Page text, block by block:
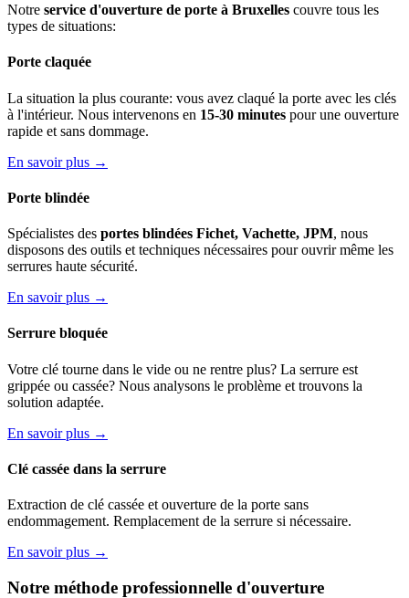
Notre service d'ouverture de porte à Bruxelles couvre tous les
types de situations:
Porte claquée
La situation la plus courante: vous avez claqué la porte avec les clés
à l'intérieur. Nous intervenons en 15-30 minutes pour une ouverture
rapide et sans dommage.
En savoir plus →
Porte blindée
Spécialistes des portes blindées Fichet, Vachette, JPM, nous
disposons des outils et techniques nécessaires pour ouvrir même les
serrures haute sécurité.
En savoir plus →
Serrure bloquée
Votre clé tourne dans le vide ou ne rentre plus? La serrure est
grippée ou cassée? Nous analysons le problème et trouvons la
solution adaptée.
En savoir plus →
Clé cassée dans la serrure
Extraction de clé cassée et ouverture de la porte sans
endommagement. Remplacement de la serrure si nécessaire.
En savoir plus →
Notre méthode professionnelle d'ouverture